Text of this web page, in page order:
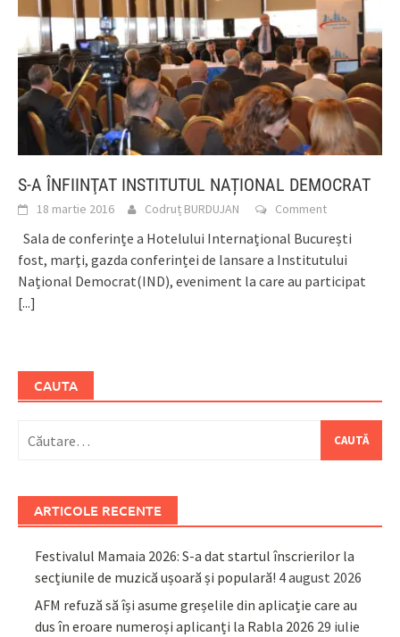
S-A ÎNFIINŢAT INSTITUTUL NAȚIONAL DEMOCRAT
18 martie 2016 Codruț BURDUJAN Comment
Sala de conferințe a Hotelului Internațional București
fost, marţi, gazda conferinței de lansare a Institutului
Național Democrat(IND), eveniment la care au participat
[...]
CAUTA
după:
ARTICOLE RECENTE
Festivalul Mamaia 2026: S-a dat startul înscrierilor la
secțiunile de muzică ușoară și populară! 4 august 2026
AFM refuză să își asume greșelile din aplicație care au
dus în eroare numeroși aplicanți la Rabla 2026 29 iulie